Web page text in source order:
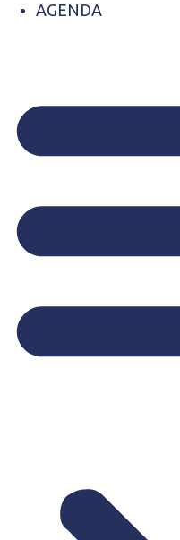
AGENDA